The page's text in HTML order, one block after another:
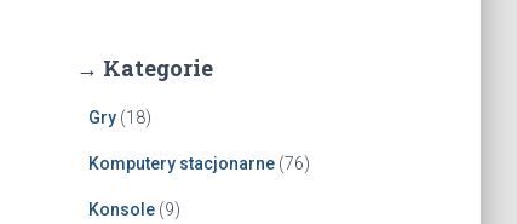
→ Kategorie
Gry(18)
Komputery stacjonarne(76)
Konsole(9)